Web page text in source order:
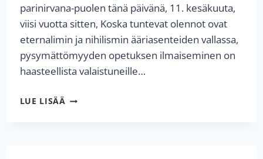
parinirvana-puolen tänä päivänä, 11. kesäkuuta,
viisi vuotta sitten, Koska tuntevat olennot ovat
eternalimin ja nihilismin ääriasenteiden vallassa,
pysymättömyyden opetuksen ilmaiseminen on
haasteellista valaistuneille…
LUE LISÄÄ”ANNA